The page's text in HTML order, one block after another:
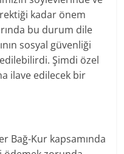
kadar önem
bu durum dile
sosyal güvenliği
Şimdi özel
ilave edilecek bir
Bağ-Kur kapsamında